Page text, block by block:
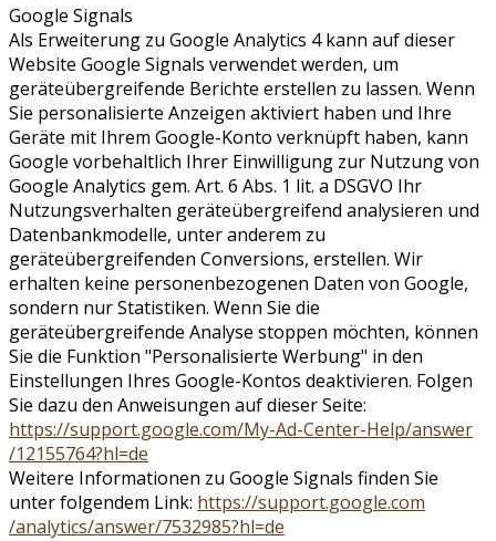
Google Signals
Als Erweiterung zu Google Analytics 4 kann auf dieser
Website Google Signals verwendet werden, um
geräteübergreifende Berichte erstellen zu lassen. Wenn
Sie personalisierte Anzeigen aktiviert haben und Ihre
Geräte mit Ihrem Google-Konto verknüpft haben, kann
Google vorbehaltlich Ihrer Einwilligung zur Nutzung von
Google Analytics gem. Art. 6 Abs. 1 lit. a DSGVO Ihr
Nutzungsverhalten geräteübergreifend analysieren und
Datenbankmodelle, unter anderem zu
geräteübergreifenden Conversions, erstellen. Wir
erhalten keine personenbezogenen Daten von Google,
sondern nur Statistiken. Wenn Sie die
geräteübergreifende Analyse stoppen möchten, können
Sie die Funktion "Personalisierte Werbung" in den
Einstellungen Ihres Google-Kontos deaktivieren. Folgen
Sie dazu den Anweisungen auf dieser Seite:
https://support.google.com/My-Ad-Center-Help/answer
/12155764?hl=de
Weitere Informationen zu Google Signals finden Sie
unter folgendem Link: https://support.google.com
/analytics/answer/7532985?hl=de